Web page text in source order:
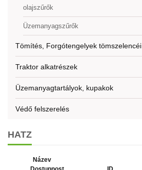
olajszűrők
Üzemanyagszűrők
Tömítés, Forgótengelyek tömszelencéi
Traktor alkatrészek
Üzemanyagtartályok, kupakok
Védő felszerelés
HATZ
Název